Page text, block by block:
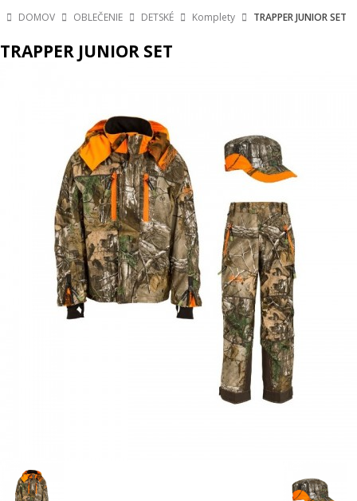
DOMOV OBLEČENIE DETSKÉ Komplety TRAPPER JUNIOR SET
TRAPPER JUNIOR SET